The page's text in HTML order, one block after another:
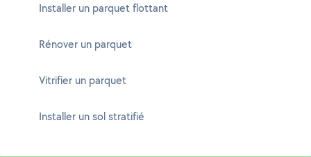
Installer un parquet flottant
Rénover un parquet
Vitrifier un parquet
Installer un sol stratifié